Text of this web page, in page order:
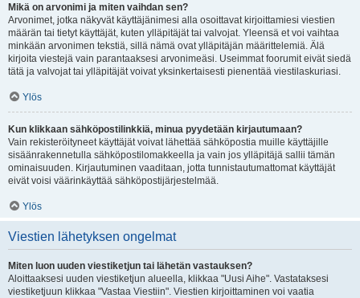
Mikä on arvonimi ja miten vaihdan sen?
Arvonimet, jotka näkyvät käyttäjänimesi alla osoittavat kirjoittamiesi viestien
määrän tai tietyt käyttäjät, kuten ylläpitäjät tai valvojat. Yleensä et voi vaihtaa
minkään arvonimen tekstiä, sillä nämä ovat ylläpitäjän määrittelemiä. Älä
kirjoita viestejä vain parantaaksesi arvonimeäsi. Useimmat foorumit eivät siedä
tätä ja valvojat tai ylläpitäjät voivat yksinkertaisesti pienentää viestilaskuriasi.
Ylös
Kun klikkaan sähköpostilinkkiä, minua pyydetään kirjautumaan?
Vain rekisteröityneet käyttäjät voivat lähettää sähköpostia muille käyttäjille
sisäänrakennetulla sähköpostilomakkeella ja vain jos ylläpitäjä sallii tämän
ominaisuuden. Kirjautuminen vaaditaan, jotta tunnistautumattomat käyttäjät
eivät voisi väärinkäyttää sähköpostijärjestelmää.
Ylös
Viestien lähetyksen ongelmat
Miten luon uuden viestiketjun tai lähetän vastauksen?
Aloittaaksesi uuden viestiketjun alueella, klikkaa "Uusi Aihe". Vastataksesi
viestiketjuun klikkaa "Vastaa Viestiin". Viestien kirjoittaminen voi vaatia